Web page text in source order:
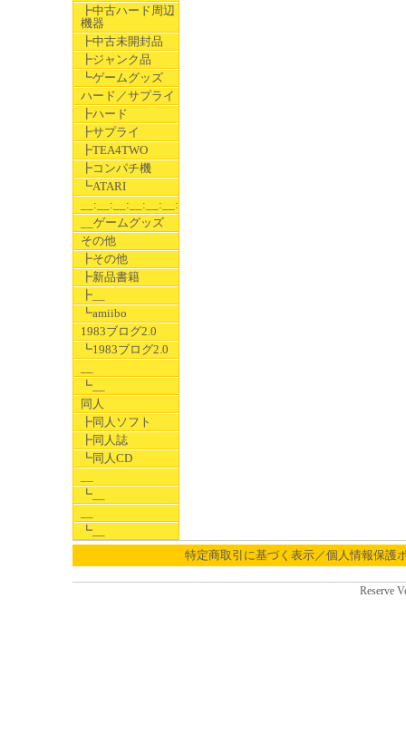
┣中古ハード周辺
機器
┣中古未開封品
┣ジャンク品
┗ゲームグッズ
ハード／サプライ
┣ハード
┣サプライ
┣TEA4TWO
┣コンパチ機
┗ATARI
__:__:__:__:__:__:__
__ゲームグッズ
その他
┣その他
┣新品書籍
┣__
┗amiibo
1983ブログ2.0
┗1983ブログ2.0
┗__
同人
┣同人ソフト
┣同人誌
┗同人CD
┗__
┗__
特定商取引に基づく表示／個人情報保護
Reserve